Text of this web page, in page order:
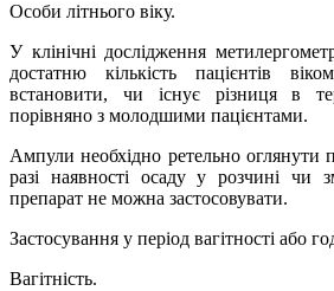
Особи літнього віку.
У клінічні дослідження
достатню кількість пацієнтів
встановити, чи існує різниця в
порівняно з молодшими пацієнтами.
Ампули необхідно ретельно оглянути
разі наявності осаду у розчині чи
препарат не можна застосовувати.
Застосування у період вагітності або
Вагітність.